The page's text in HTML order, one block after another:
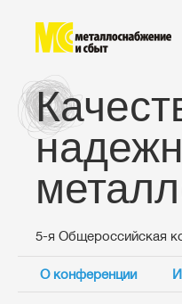
5-я Общероссийская
О конференции